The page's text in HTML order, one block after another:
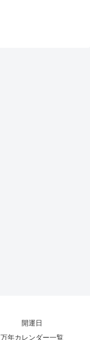
開運日
万年カレンダー一覧